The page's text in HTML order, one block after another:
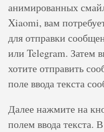
анимированных
Xiaomi, вам
для отправки
или Telegram. Затем
хотите отправить
поле ввода текста
Далее нажмите на
полем ввода текста.